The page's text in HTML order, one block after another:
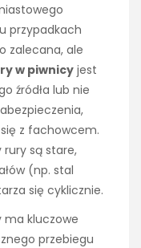
przypadkach
zalecana, ale
w piwnicy jest
źródła lub nie
z fachowcem.
są stare,
(np. stal
się cyklicznie.
ma kluczowe
przebiegu